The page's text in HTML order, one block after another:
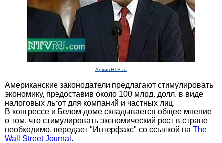
Архив НТВ.ru
Американские законодатели предлагают стимулировать
экономику, предоставив около 100 млрд. долл. в виде
налоговых льгот для компаний и частных лиц.
В конгрессе и Белом доме складывается общее мнение
о том, что стимулировать экономический рост в стране
необходимо, передает "Интерфакс" со ссылкой на The
Wall Street Journal .